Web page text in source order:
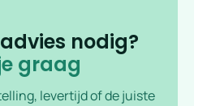
nodig?
graag
levertijd of de juiste